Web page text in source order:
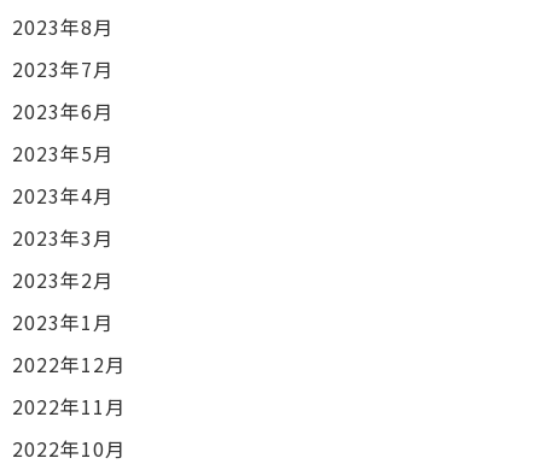
2023年8月
2023年7月
2023年6月
2023年5月
2023年4月
2023年3月
2023年2月
2023年1月
2022年12月
2022年11月
2022年10月